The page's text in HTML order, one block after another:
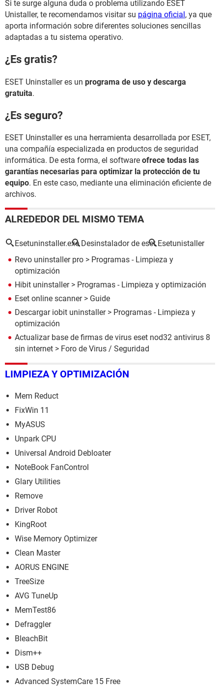
Si te surge alguna duda o problema utilizando ESET
Unistaller, te recomendamos visitar su página oficial , ya que
aporta información sobre diferentes soluciones sencillas
adaptadas a tu sistema operativo.
¿Es gratis?
ESET Uninstaller es un programa de uso y descarga
gratuita.
¿Es seguro?
ESET Uninstaller es una herramienta desarrollada por ESET,
una compañía especializada en productos de seguridad
informática. De esta forma, el software ofrece todas las
garantías necesarias para optimizar la protección de tu
equipo. En este caso, mediante una eliminación eficiente de
archivos.
ALREDEDOR DEL MISMO TEMA
Esetuninstaller.exe Desinstalador de eset Esetunistaller
Revo uninstaller pro > Programas - Limpieza y
optimización
Hibit uninstaller> Programas - Limpieza y optimización
Eset online scanner> Guide
Descargar iobit uninstaller> Programas - Limpieza y
optimización
Actualizar base de firmas de virus eset nod32 antivirus 8
sin internet > Foro de Virus / Seguridad
LIMPIEZA Y OPTIMIZACIÓN
Mem Reduct
FixWin 11
MyASUS
Unpark CPU
Universal Android Debloater
NoteBook FanControl
Glary Utilities
Remove
Driver Robot
KingRoot
Wise Memory Optimizer
Clean Master
AORUS ENGINE
TreeSize
AVG TuneUp
MemTest86
Defraggler
BleachBit
Dism++
USB Debug
Advanced SystemCare 15 Free